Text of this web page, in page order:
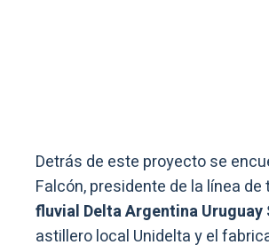
Detrás de este proyecto se
Falcón, presidente de la línea
fluvial Delta Argentina Uruguay
astillero local Unidelta y el